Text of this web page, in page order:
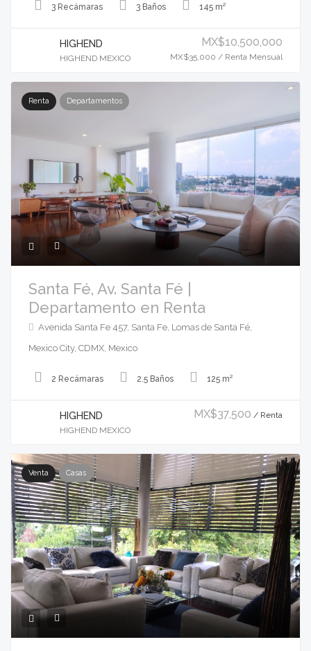
3 Recámaras 3 Baños 145 m²
HIGHEND
HIGHEND MEXICO
MX$10,500,000
MX$35,000 / Renta Mensual
Renta Departamentos
Santa Fé, Av. Santa Fé |
Departamento en Renta
Avenida Santa Fe 457, Santa Fe, Lomas de Santa Fé,
Mexico City, CDMX, Mexico
2 Recámaras 2.5 Baños 125 m²
HIGHEND
HIGHEND MEXICO
MX$37,500 / Renta
Venta Casas